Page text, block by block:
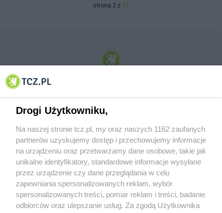
strona 2 z 54
© 2001-2026 Tczew - TCZ.PL Sp. z o.o. Internetowy Serwis Informacyjny Miasta
O FIRMIE POLITYKA PRYWATNOŚCI HOSTING
REKLAMA WSPÓŁPRACA RSS FACEBOOK KONTAKT
Drogi Użytkowniku,
Na naszej stronie tcz.pl, my oraz naszych 1162 zaufanych
partnerów uzyskujemy dostęp i przechowujemy informacje
na urządzeniu oraz przetwarzamy dane osobowe, takie jak
unikalne identyfikatory, standardowe informacje wysyłane
przez urządzenie czy dane przeglądania w celu
zapewniania spersonalizowanych reklam, wybór
spersonalizowanych treści, pomiar reklam i treści, badanie
odbiorców oraz ulepszanie usług. Za zgodą Użytkownika